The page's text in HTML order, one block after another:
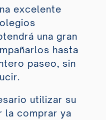
excelente
una gran
hasta
paseo, sin
utilizar su
la comprar ya